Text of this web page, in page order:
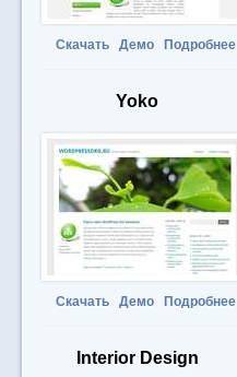
Скачать Демо Подробнее
Yoko
Скачать Демо Подробнее
Interior Design